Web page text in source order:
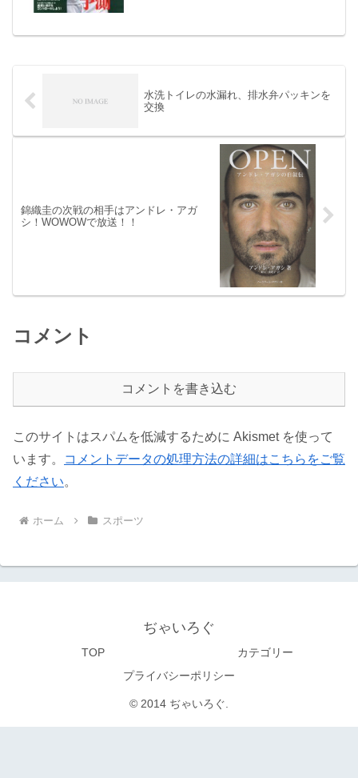
水洗トイレの水漏れ、排水弁パッキンを
交換
錦織圭の次戦の相手はアンドレ・アガ
シ！WOWOWで放送！！
コメント
コメントを書き込む
このサイトはスパムを低減するために Akismet を使って
います。
コメントデータの処理方法の詳細はこちらをご覧
ください。
ホーム スポーツ
ぢゃいろぐ
TOP
カテゴリー
プライバシーポリシー
© 2014 ぢゃいろぐ.